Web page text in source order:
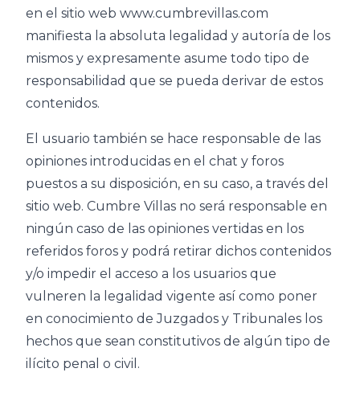
en el sitio web www.cumbrevillas.com
manifiesta la absoluta legalidad y autoría de los
mismos y expresamente asume todo tipo de
responsabilidad que se pueda derivar de estos
contenidos.
El usuario también se hace responsable de las
opiniones introducidas en el chat y foros
puestos a su disposición, en su caso, a través del
sitio web. Cumbre Villas no será responsable en
ningún caso de las opiniones vertidas en los
referidos foros y podrá retirar dichos contenidos
y/o impedir el acceso a los usuarios que
vulneren la legalidad vigente así como poner
en conocimiento de Juzgados y Tribunales los
hechos que sean constitutivos de algún tipo de
ilícito penal o civil.